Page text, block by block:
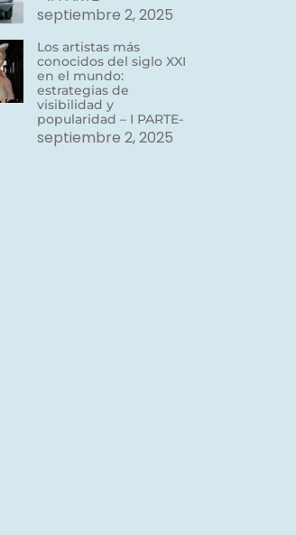
septiembre 2, 2025
Los artistas más
conocidos del siglo XXI
en el mundo:
estrategias de
visibilidad y
popularidad – I PARTE-
septiembre 2, 2025